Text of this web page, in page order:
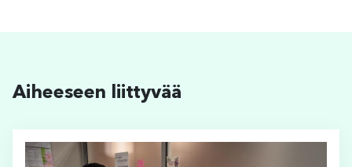
Aiheeseen liittyvää